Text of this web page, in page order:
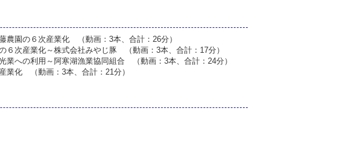
農園の６次産業化 （動画：3本、合計：26分）
６次産業化～株式会社みやじ豚 （動画：3本、合計：17分）
業への利用～阿寒湖漁業協同組合 （動画：3本、合計：24分）
業化 （動画：3本、合計：21分）